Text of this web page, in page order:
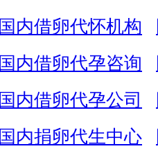
国内借卵代怀机构
国内借卵代孕咨询
国内借卵代孕公司
国内捐卵代生中心